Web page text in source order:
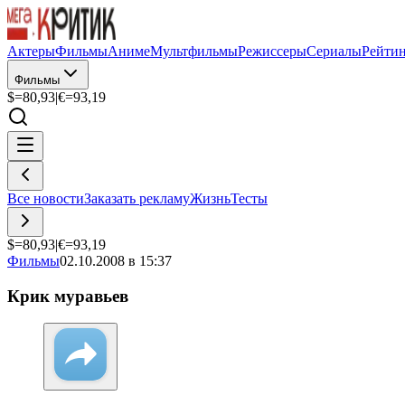
АктерыФильмыАнимеМультфильмыРежиссерыСериалы
Фильмы
$=80,93|€=93,19
Все новостиЗаказать рекламуЖизньТесты
$=80,93|€=93,19
Фильмы02.10.2008 в 15:37
Крик муравьев